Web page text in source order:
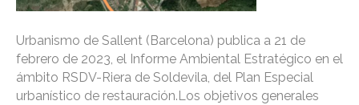
Urbanismo de Sallent (Barcelona) publica a 21 de
febrero de 2023, el Informe Ambiental Estratégico en el
ámbito RSDV-Riera de Soldevila, del Plan Especial
urbanístico de restauración.Los objetivos generales